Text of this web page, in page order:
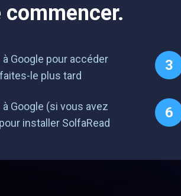
commencer.
Google pour accéder
le plus tard
Google (si vous avez
installer SolfaRead